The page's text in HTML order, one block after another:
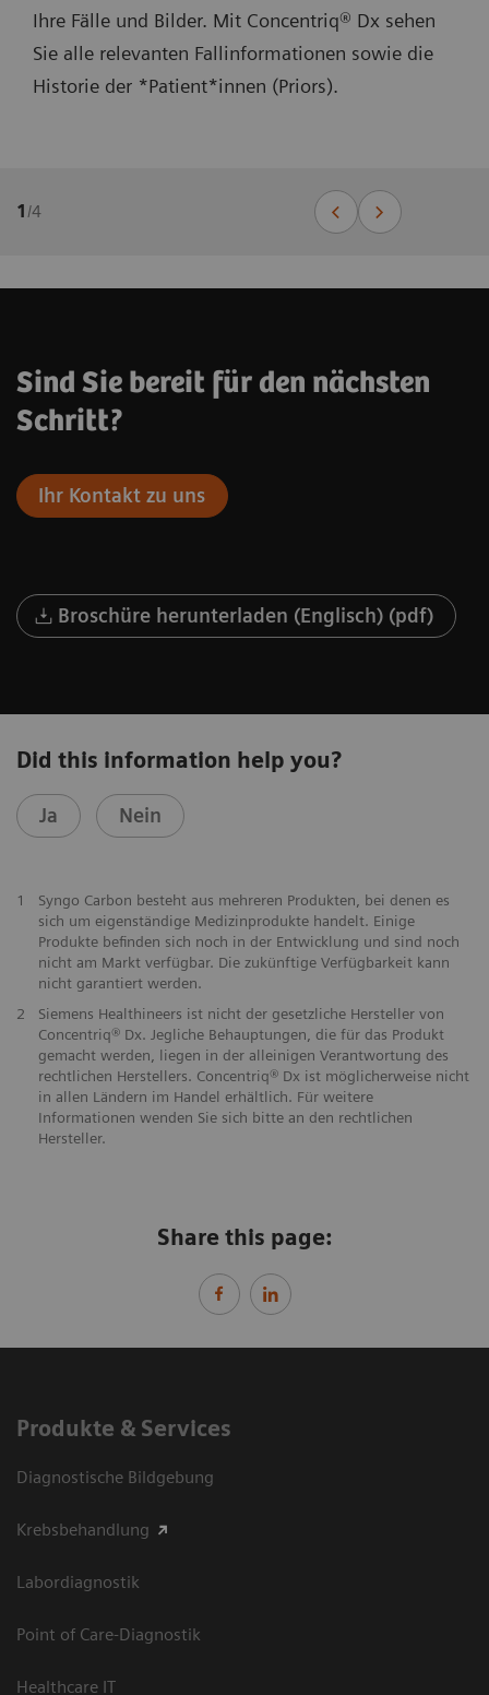
Ihre Fälle und Bilder. Mit Concentriq® Dx sehen
Sie alle relevanten Fallinformationen sowie die
Historie der *Patient*innen (Priors).
1/4
Sind Sie bereit für den nächsten
Schritt?
Ihr Kontakt zu uns
Broschüre herunterladen (Englisch) (pdf)
Did this information help you?
Ja Nein
1
Syngo Carbon besteht aus mehreren Produkten, bei denen es
sich um eigenständige Medizinprodukte handelt. Einige
Produkte befinden sich noch in der Entwicklung und sind noch
nicht am Markt verfügbar. Die zukünftige Verfügbarkeit kann
nicht garantiert werden.
2
Siemens Healthineers ist nicht der gesetzliche Hersteller von
Concentriq® Dx. Jegliche Behauptungen, die für das Produkt
gemacht werden, liegen in der alleinigen Verantwortung des
rechtlichen Herstellers. Concentriq® Dx ist möglicherweise nicht
in allen Ländern im Handel erhältlich. Für weitere
Informationen wenden Sie sich bitte an den rechtlichen
Hersteller.
Share this page:
Produkte & Services
Diagnostische Bildgebung
Krebsbehandlung
Labordiagnostik
Point of Care-Diagnostik
Healthcare IT